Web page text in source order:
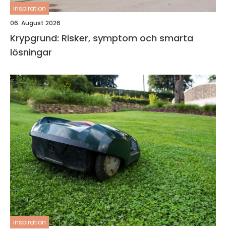
inspiration
06. August 2026
Krypgrund: Risker, symptom och smarta
lösningar
inspiration